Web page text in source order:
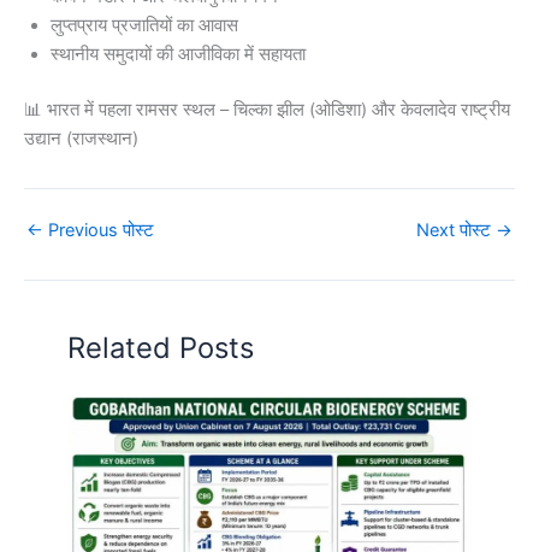
लुप्तप्राय प्रजातियों का आवास
स्थानीय समुदायों की आजीविका में सहायता
📊 भारत में पहला रामसर स्थल – चिल्का झील (ओडिशा) और केवलादेव राष्ट्रीय
उद्यान (राजस्थान)
← Previous पोस्ट Next पोस्ट →
Related Posts